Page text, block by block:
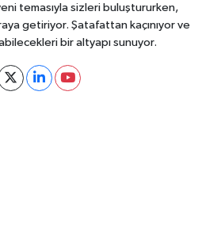
temasıyla sizleri buluştururken,
getiriyor. Şatafattan kaçınıyor ve
bir altyapı sunuyor.